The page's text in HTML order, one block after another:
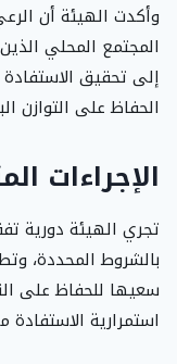
وأكدت الهيئة أن
المجتمع المحلي
إلى تحقيق
الحفاظ على التوازن
الإجراءات
تجري الهيئة دورية
بالشروط المحددة،
سعيها للحفاظ على
استمرارية